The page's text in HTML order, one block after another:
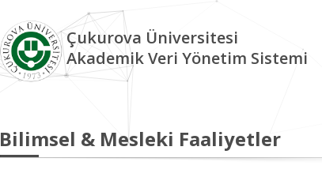
Çukurova Üniversitesi
Akademik Veri Yönetim Sistemi
Bilimsel & Mesleki Faaliyetler